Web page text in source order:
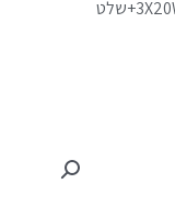
/ קטלן 3X20W UV+שלט